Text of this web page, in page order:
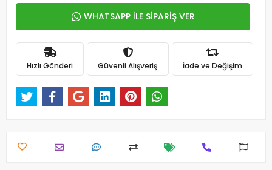
WHATSAPP İLE SİPARİŞ VER
Hızlı Gönderi Güvenli Alışveriş İade ve Değişim